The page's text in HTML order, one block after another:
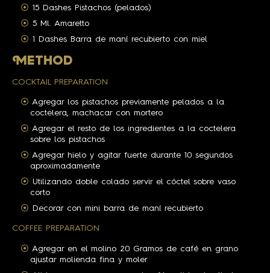
15 Dashes Pistachos (pelados)
5 Ml. Amaretto
1 Dashes Barra de maní recubierto con miel
M ETHOD
COCKTAIL PREPARATION
Agregar los pistachos previamente pelados a la
coctelera, machacar con mortero
Agregar el resto de los ingredientes a la coctelera
sobre los pistachos
Agregar hielo y agitar fuerte durante 10 segundos
aproximadamente
Utilizando doble colado servir el cóctel sobre vaso
corto
Decorar con mini barra de maní recubierto
COFFEE PREPARATION
Agregar en el molino 20 Gramos de café en grano
ajustar molienda fina y moler